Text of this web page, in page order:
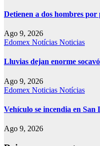
Detienen a dos hombres
Ago 9, 2026
Edomex Notícias Noticias
Lluvias dejan enorme
Ago 9, 2026
Edomex Noticias Notícias
Vehículo se incendia en
Ago 9, 2026